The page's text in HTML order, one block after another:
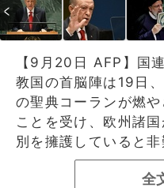
【9月20日 AFP】国
教国の首脳陣は19日
の聖典コーランが燃
ことを受け、欧州諸
別を擁護していると非
全